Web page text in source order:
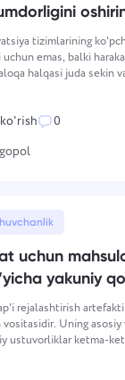
tizimlarining
uchun emas, balki
halqasi juda sekin
0
uchun
yakuniy
rejalashtirish
Uning
ustuvorliklar ketma-
xatosini
va to'g'ri
kelgan muammo
ma'lumotlar bering
tortinmang. Sizning
foydalanuvchilar
yordam beradi va